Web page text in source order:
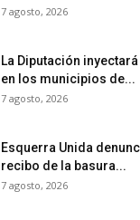
7 agosto, 2026
La Diputación
en los municipios de...
7 agosto, 2026
Esquerra Unida
recibo de la basura...
7 agosto, 2026